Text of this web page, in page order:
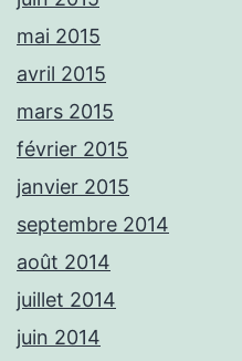
mai 2015
avril 2015
mars 2015
février 2015
janvier 2015
septembre 2014
août 2014
juillet 2014
juin 2014